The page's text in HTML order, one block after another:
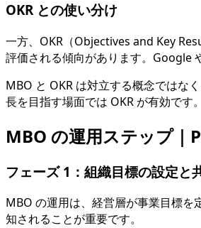
OKR との使い分け
一方、OKR（Objectives and Key
評価される傾向があります。Google
MBO と OKR は対立する概念ではな
長を目指す場面では OKR が有効です
MBO の運用ステップ｜
フェーズ 1：組織目標の設定と
MBO の運用は、経営層が事業目標を
知されることが重要です。